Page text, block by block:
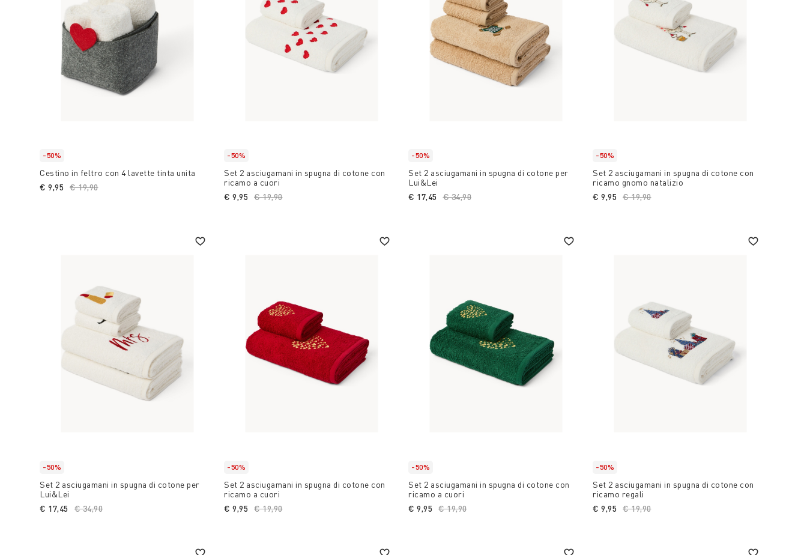
-50%
Cestino in feltro con 4 lavette tinta unita
Price reduced from
€ 19,90to
€ 9,95
-50%
Set 2 asciugamani in spugna di cotone con
ricamo a cuori
Price reduced from
€ 19,90to
€ 9,95
-50%
Set 2 asciugamani in spugna di cotone per
Lui&Lei
Price reduced from
€ 34,90
€ 17,45
-50%
Set 2 asciugamani in spugna di cotone con
ricamo gnomo natalizio
Price reduced from
€ 19,90to
€ 9,95
-50%
Set 2 asciugamani in spugna di cotone per
Lui&Lei
Price reduced from
€ 34,90
€ 17,45
-50%
Set 2 asciugamani in spugna di cotone con
ricamo a cuori
Price reduced from
€ 19,90to
€ 9,95
-50%
Set 2 asciugamani in spugna di cotone con
ricamo a cuori
Price reduced from
€ 19,90to
€ 9,95
-50%
Set 2 asciugamani in spugna di cotone con
ricamo regali
Price reduced from
€ 19,90to
€ 9,95